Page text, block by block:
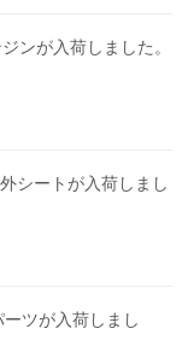
ンが入荷しました。
シートが入荷しまし
ツが入荷しまし